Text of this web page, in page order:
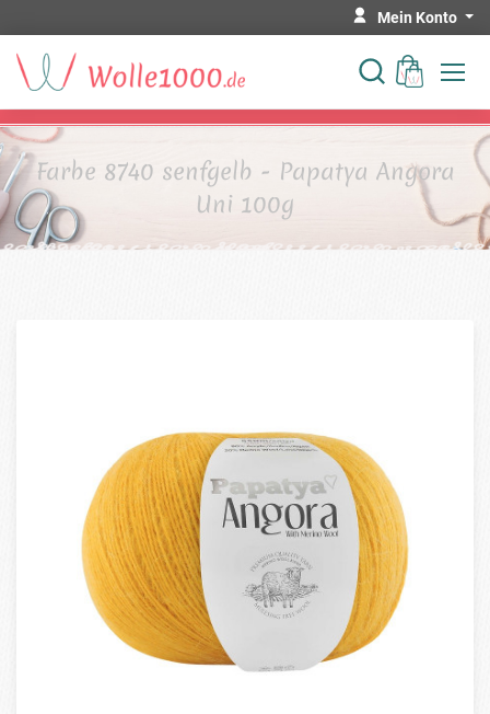
Mein Konto
Farbe 8740 senfgelb - Papatya Angora
Uni 100g